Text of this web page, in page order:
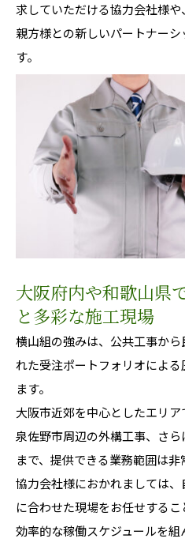
求していただける協力会社様
親方様との新しいパートナー
す。
大阪府内や和歌山県
と多彩な施工現場
横山組の強みは、公共工事か
れた受注ポートフォリオによ
ます。
大阪市近郊を中心としたエリ
泉佐野市周辺の外構工事、さ
まで、提供できる業務範囲は非
協力会社様におかれましては
に合わせた現場をお任せする
効率的な稼働スケジュールを組